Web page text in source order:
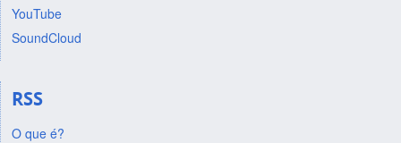
YouTube
SoundCloud
RSS
O que é?